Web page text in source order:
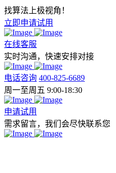
找算法上极视角！
立即申请试用
在线客服
实时沟通，快速安排对接
电话咨询 400-825-6689
周一至周五 9:00-18:30
申请试用
需求留言，我们会尽快联系您